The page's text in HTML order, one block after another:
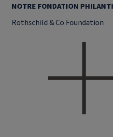
NOTRE FONDATION
Rothschild & Co Foundation